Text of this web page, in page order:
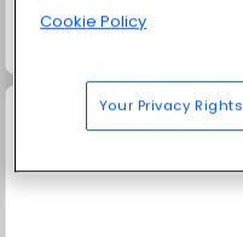
Cookie Policy
Your Privacy Rights